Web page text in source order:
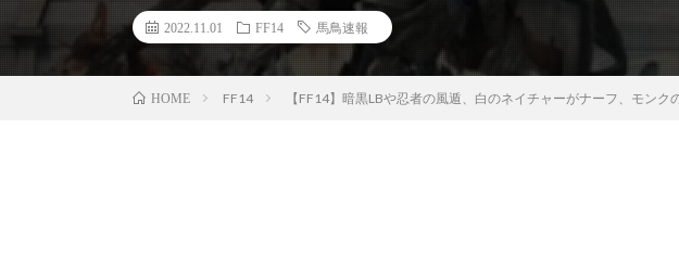
2022.11.01 FF14 馬鳥速報
HOME FF14 【FF14】暗黒LBや忍者の風遁、白のネイチャーがナーフ、モン